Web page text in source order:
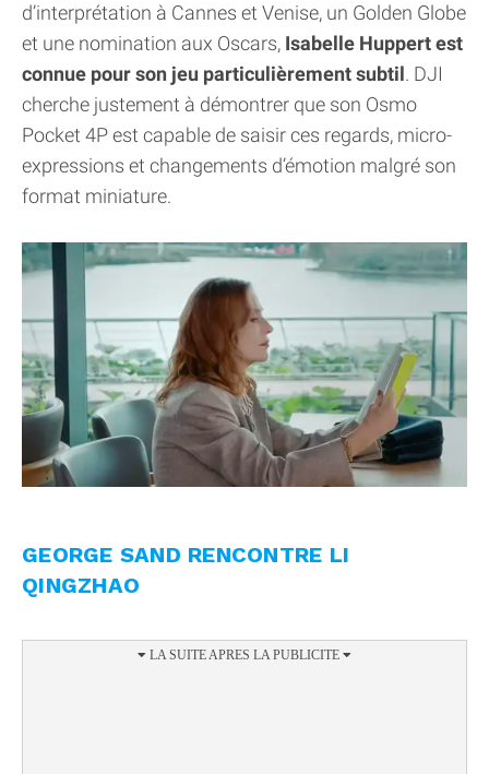
d’interprétation à Cannes et Venise, un Golden Globe
et une nomination aux Oscars, Isabelle Huppert est
connue pour son jeu particulièrement subtil. DJI
cherche justement à démontrer que son Osmo
Pocket 4P est capable de saisir ces regards, micro-
expressions et changements d’émotion malgré son
format miniature.
GEORGE SAND RENCONTRE LI
QINGZHAO